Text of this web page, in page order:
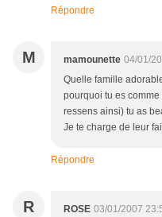
Répondre
M mamounette 04/01/
Quelle famille
pourquoi tu es
ressens ainsi) tu as
Je te charge de leur
Répondre
R ROSE 03/01/2007